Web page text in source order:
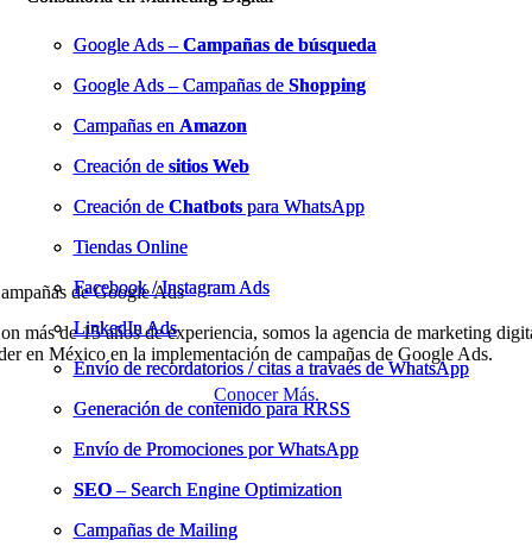
Google Ads –Campañas de búsqueda
Google Ads – Campañas de Shopping
Campañas en Amazon
Creación desitios Web
Creación de Chatbotspara WhatsApp
Tiendas Online
Facebook / Instagram Ads
LinkedIn Ads
Envío de recordatorios / citas a travaés de WhatsApp
Generación de contenido para RRSS
Envío de Promociones por WhatsApp
SEO– Search Engine Optimization
Campañas de Mailing
Google Ads –Campañas de búsqueda
Google Ads – Campañas de Shopping
Campañas en Amazon
Creación desitios Web
Creación de Chatbotspara WhatsApp
Tiendas Online
Facebook / Instagram Ads
LinkedIn Ads
Envío de recordatorios / citas a travaés de WhatsApp
Generación de contenido para RRSS
Envío de Promociones por WhatsApp
SEO– Search Engine Optimization
Campañas de Mailing
de Google Ads
más de 15 años de experiencia, somos la agencia de marketing
en México en la implementación de campañas de Google Ads.
Conocer Más.